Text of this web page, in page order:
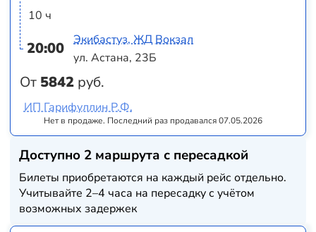
10 ч
20:00
От 5842 руб.
Экибастуз, ЖД Вокзал
ул. Астана, 23Б
Нет в продаже. Последний раз продавался 07.05.2026
ИП Гарифуллин Р.Ф.
Доступно 2 маршрута с пересадкой
Билеты приобретаются на каждый рейс отдельно.
Учитывайте 2–4 часа на пересадку с учётом
возможных задержек